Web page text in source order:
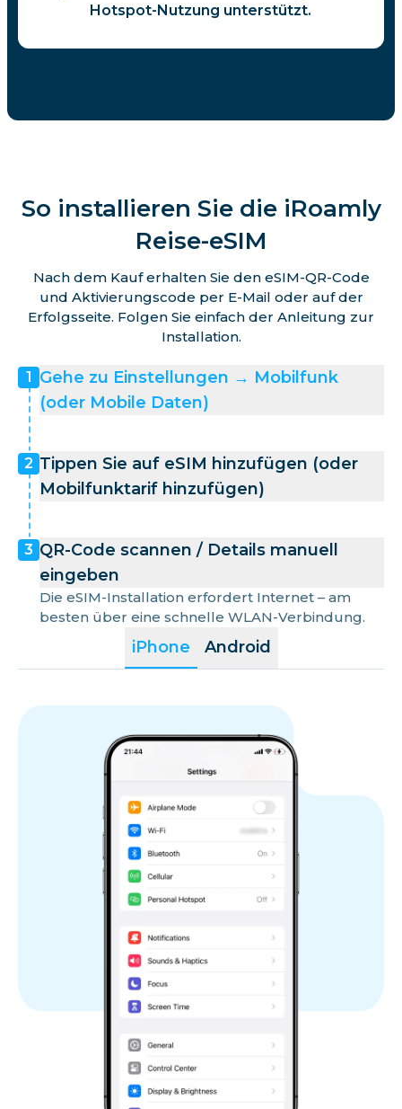
Hotspot-Nutzung unterstützt.
So installieren Sie die iRoamly
Reise-eSIM
Nach dem Kauf erhalten Sie den eSIM-QR-Code
und Aktivierungscode per E-Mail oder auf der
Erfolgsseite. Folgen Sie einfach der Anleitung zur
Installation.
iPhone Android
1 Gehe zu Einstellungen → Mobilfunk
(oder Mobile Daten)
2 Tippen Sie auf eSIM hinzufügen (oder
Mobilfunktarif hinzufügen)
3 QR-Code scannen / Details manuell
eingeben
Die eSIM-Installation erfordert Internet – am
besten über eine schnelle WLAN-Verbindung.